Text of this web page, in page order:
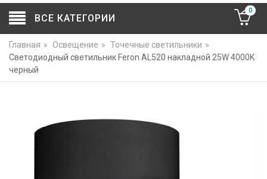
ВСЕ КАТЕГОРИИ
0
Главная » Освещение » Точечные светильники »
Светодиодный светильник Feron AL520 накладной 25W 4000K
черный